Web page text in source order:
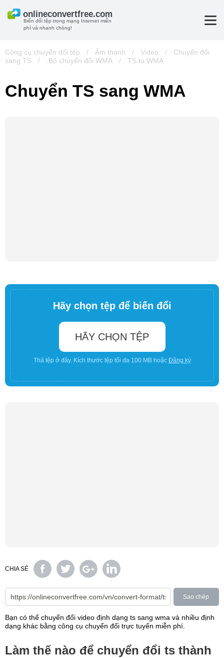
Biến đổi tệp trong mạng Internet miễn
phí và nhanh chóng!
Công cụ chuyển đổi tệp / Âm thanh / Video /
Chuyển đổi
sang TS
/ .Bộ chuyển đổi WMA / TS to WMA
Chuyển TS sang WMA
Hãy chọn tệp để biến đổi
HÃY CHỌN TỆP
Thả tệp ở đây. Kích thước tệp tối đa 100 MB hoặc Đăng ký
CHIA SẺ
Sao chép
Bạn có thể chuyển đổi video định dạng ts sang wma và nhiều định
dạng khác bằng công cụ chuyển đổi trực tuyến miễn phí.
Làm thế nào để chuyển đổi ts thành